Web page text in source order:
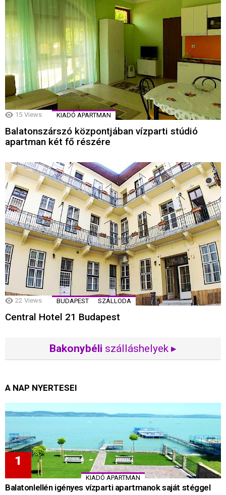
15 Views KIADÓ APARTMAN
Balatonszárszó központjában vízparti stúdió
apartman két fő részére
22 Views BUDAPEST SZÁLLODA
Central Hotel 21 Budapest
Bakonybéli szálláshelyek ▸
A NAP NYERTESEI
KIADÓ APARTMAN
Balatonlellén igényes vízparti apartmanok saját stéggel